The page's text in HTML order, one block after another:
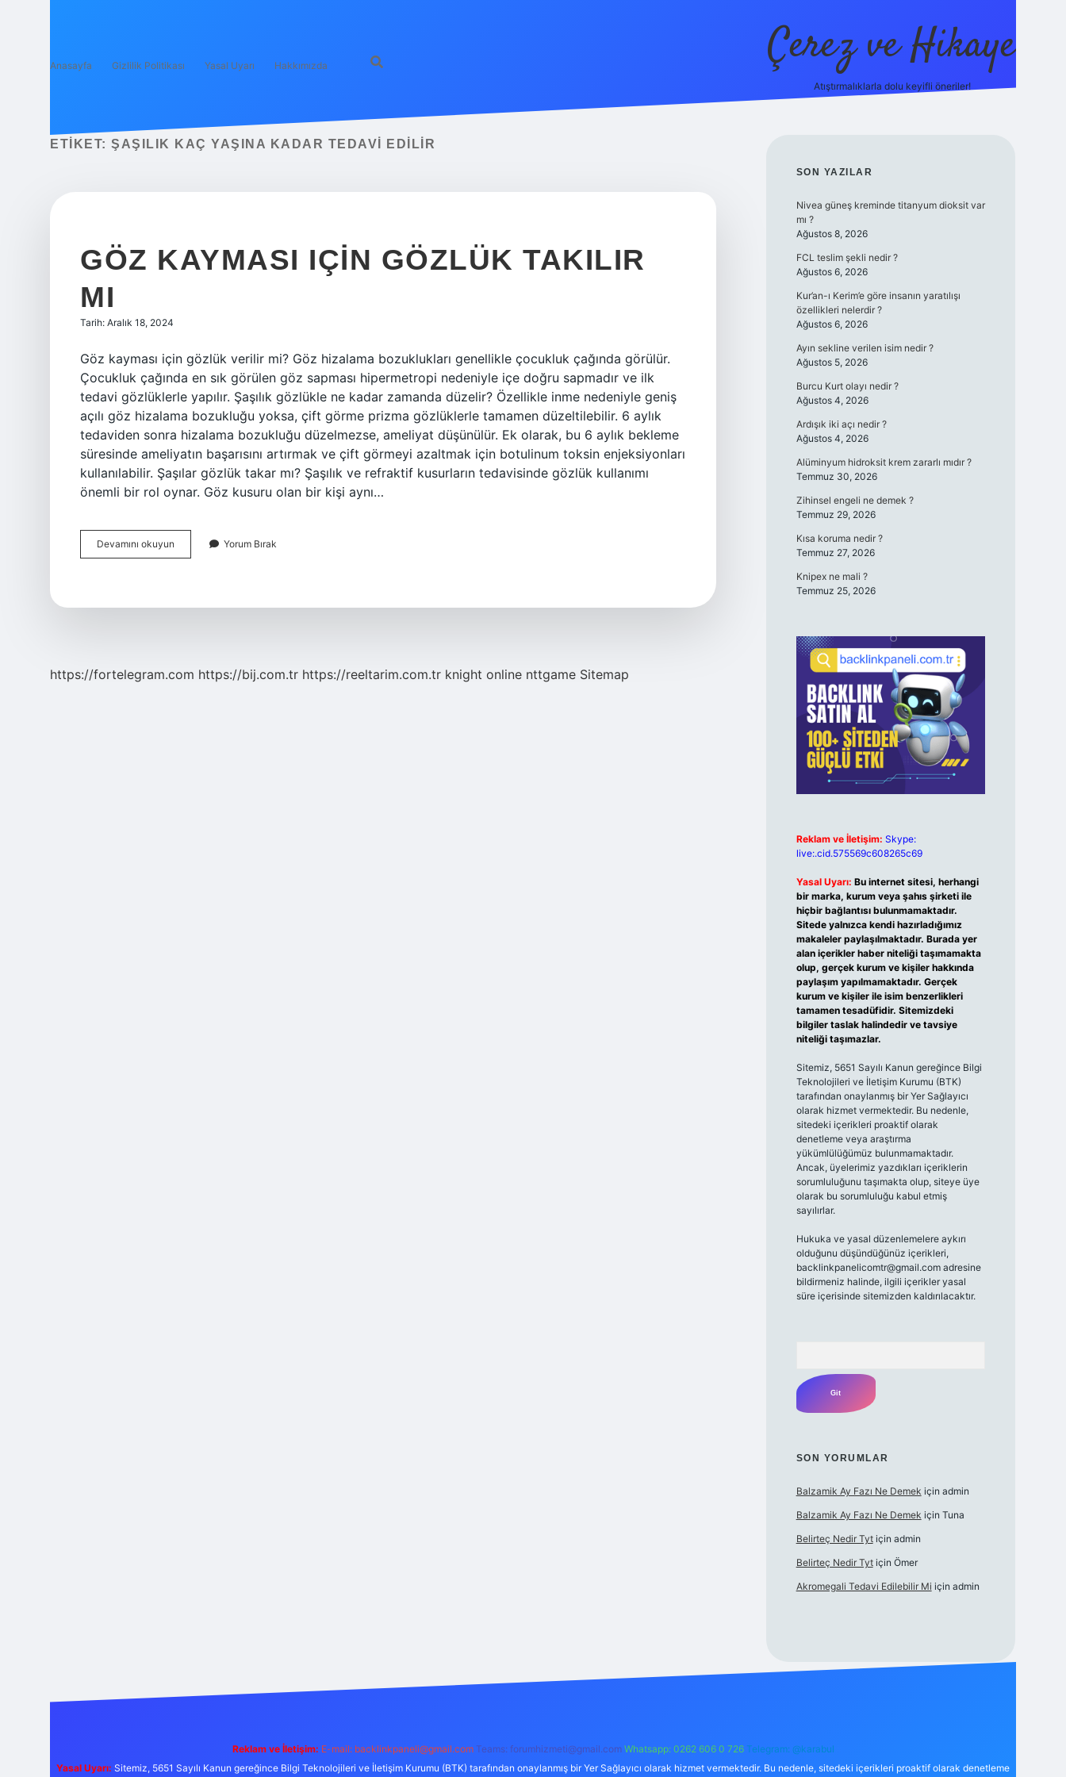
Anasayfa Gizlilik Politikası Yasal Uyarı Hakkımızda Çerez ve Hikaye
Atıştırmalıklarla dolu keyifli öneriler!
ETIKET: ŞAŞILIK KAÇ YAŞINA KADAR TEDAVI EDILIR
GÖZ KAYMASI IÇIN GÖZLÜK TAKILIR
MI
Tarih: Aralık 18, 2024
Göz kayması için gözlük verilir mi? Göz hizalama bozuklukları genellikle çocukluk çağında görülür.
Çocukluk çağında en sık görülen göz sapması hipermetropi nedeniyle içe doğru sapmadır ve ilk
tedavi gözlüklerle yapılır. Şaşılık gözlükle ne kadar zamanda düzelir? Özellikle inme nedeniyle geniş
açılı göz hizalama bozukluğu yoksa, çift görme prizma gözlüklerle tamamen düzeltilebilir. 6 aylık
tedaviden sonra hizalama bozukluğu düzelmezse, ameliyat düşünülür. Ek olarak, bu 6 aylık bekleme
süresinde ameliyatın başarısını artırmak ve çift görmeyi azaltmak için botulinum toksin enjeksiyonları
kullanılabilir. Şaşılar gözlük takar mı? Şaşılık ve refraktif kusurların tedavisinde gözlük kullanımı
önemli bir rol oynar. Göz kusuru olan bir kişi aynı…
Devamını okuyun
Kayması
Yorum Bırak
https://fortelegram.com https://bij.com.tr https://reeltarim.com.tr knight online nttgame Sitemap
SIDEBAR
SON YAZILAR
Nivea güneş kreminde titanyum dioksit var
mı ?
Ağustos 8, 2026
FCL teslim şekli nedir ?
Ağustos 6, 2026
Kur’an-ı Kerim’e göre insanın yaratılışı
özellikleri nelerdir ?
Ağustos 6, 2026
Ayın sekline verilen isim nedir ?
Ağustos 5, 2026
Burcu Kurt olayı nedir ?
Ağustos 4, 2026
Ardışık iki açı nedir ?
Ağustos 4, 2026
Alüminyum hidroksit krem zararlı mıdır ?
Temmuz 30, 2026
Zihinsel engeli ne demek ?
Temmuz 29, 2026
Kısa koruma nedir ?
Temmuz 27, 2026
Knipex ne mali ?
Temmuz 25, 2026
Reklam ve İletişim: Skype:
live:.cid.575569c608265c69
Yasal Uyarı: Bu internet sitesi, herhangi
bir marka, kurum veya şahıs şirketi ile
hiçbir bağlantısı bulunmamaktadır.
Sitede yalnızca kendi hazırladığımız
makaleler paylaşılmaktadır. Burada yer
alan içerikler haber niteliği taşımamakta
olup, gerçek kurum ve kişiler hakkında
paylaşım yapılmamaktadır. Gerçek
kurum ve kişiler ile isim benzerlikleri
tamamen tesadüfidir. Sitemizdeki
bilgiler taslak halindedir ve tavsiye
niteliği taşımazlar.
Sitemiz, 5651 Sayılı Kanun gereğince Bilgi
Teknolojileri ve İletişim Kurumu (BTK)
tarafından onaylanmış bir Yer Sağlayıcı
olarak hizmet vermektedir. Bu nedenle,
sitedeki içerikleri proaktif olarak
denetleme veya araştırma
yükümlülüğümüz bulunmamaktadır.
Ancak, üyelerimiz yazdıkları içeriklerin
sorumluluğunu taşımakta olup, siteye üye
olarak bu sorumluluğu kabul etmiş
sayılırlar.
Hukuka ve yasal düzenlemelere aykırı
olduğunu düşündüğünüz içerikleri,
backlinkpanelicomtr@gmail.comadresine
bildirmeniz halinde, ilgili içerikler yasal
süre içerisinde sitemizden kaldırılacaktır.
SON YORUMLAR
Balzamik Ay Fazı Ne Demek için admin
Balzamik Ay Fazı Ne Demek için Tuna
Belirteç Nedir Tytiçin admin
Belirteç Nedir Tytiçin Ömer
Akromegali Tedavi Edilebilir Mi için admin
Reklam ve İletişim: E-mail: backlinkpaneli@gmail.com Teams: forumhizmeti@gmail.com Whatsapp: 0262 606 0 726 Telegram: @karabul
Yasal Uyarı: Sitemiz, 5651 Sayılı Kanun gereğince Bilgi Teknolojileri ve İletişim Kurumu (BTK) tarafından onaylanmış bir Yer Sağlayıcı olarak hizmet vermektedir. Bu nedenle, sitedeki içerikleri proaktif olarak denetleme